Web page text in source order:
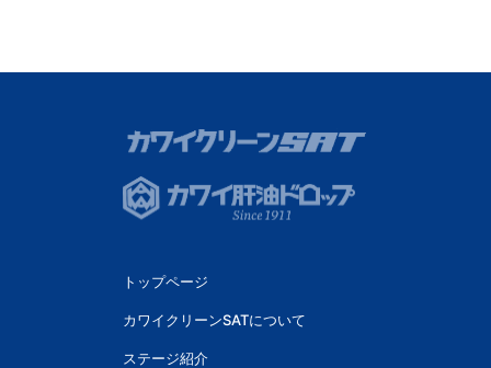
トップページ
カワイクリーンSATについて
ステージ紹介